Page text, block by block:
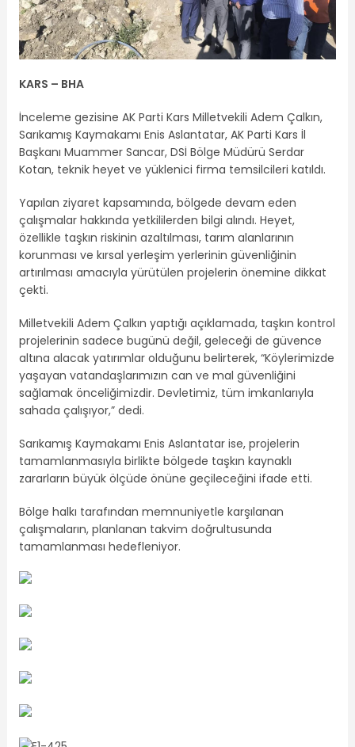
KARS – BHA
İnceleme gezisine AK Parti Kars Milletvekili Adem Çalkın,
Sarıkamış Kaymakamı Enis Aslantatar, AK Parti Kars İl
Başkanı Muammer Sancar, DSİ Bölge Müdürü Serdar
Kotan, teknik heyet ve yüklenici firma temsilcileri katıldı.
Yapılan ziyaret kapsamında, bölgede devam eden
çalışmalar hakkında yetkililerden bilgi alındı. Heyet,
özellikle taşkın riskinin azaltılması, tarım alanlarının
korunması ve kırsal yerleşim yerlerinin güvenliğinin
artırılması amacıyla yürütülen projelerin önemine dikkat
çekti.
Milletvekili Adem Çalkın yaptığı açıklamada, taşkın kontrol
projelerinin sadece bugünü değil, geleceği de güvence
altına alacak yatırımlar olduğunu belirterek, “Köylerimizde
yaşayan vatandaşlarımızın can ve mal güvenliğini
sağlamak önceliğimizdir. Devletimiz, tüm imkanlarıyla
sahada çalışıyor,” dedi.
Sarıkamış Kaymakamı Enis Aslantatar ise, projelerin
tamamlanmasıyla birlikte bölgede taşkın kaynaklı
zararların büyük ölçüde önüne geçileceğini ifade etti.
Bölge halkı tarafından memnuniyetle karşılanan
çalışmaların, planlanan takvim doğrultusunda
tamamlanması hedefleniyor.